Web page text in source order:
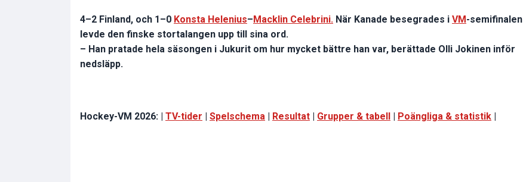
4–2 Finland, och 1–0 Konsta Helenius– Macklin Celebrini. När Kanade besegrades i VM -semifinalen
levde den finske stortalangen upp till sina ord.
– Han pratade hela säsongen i Jukurit om hur mycket bättre han var, berättade Olli Jokinen inför
nedsläpp.
Hockey-VM 2026: | TV-tider Spelschema Resultat Grupper & tabell Poängliga & statistik